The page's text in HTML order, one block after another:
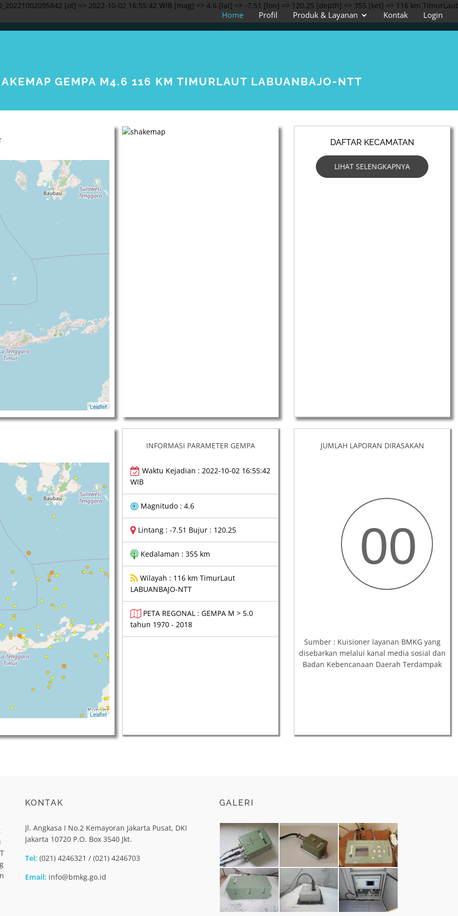
Home Profil Produk & Layanan Kontak Login
[ot] => 2022-10-02 16:55:42 WIB [mag] => 4.6 [lat] => -7.51 [lon] => 120.25 [depth] => 355 [ket] => 116 km TimurLaut
GEMPA M4.6 116 KM TIMURLAUT LABUANBAJO-NTT
Leaflet
DAFTAR KECAMATAN
LIHAT SELENGKAPNYA
Leaflet
INFORMASI PARAMETER GEMPA
Waktu Kejadian : 2022-10-02 16:55:42
WIB
Magnitudo : 4.6
Lintang : -7.51 Bujur : 120.25
Kedalaman : 355 km
Wilayah : 116 km TimurLaut
LABUANBAJO-NTT
PETA REGONAL : GEMPA M > 5.0
tahun 1970 - 2018
JUMLAH LAPORAN DIRASAKAN
00
Sumber : Kuisioner layanan BMKG yang
disebarkan melalui kanal media sosial dan
Badan Kebencanaan Daerah Terdampak
KONTAK
Jl. Angkasa I No.2 Kemayoran Jakarta Pusat, DKI
Jakarta 10720 P.O. Box 3540 Jkt.
Tel: (021) 4246321 / (021) 4246703
Email: info@bmkg.go.id
GALERI